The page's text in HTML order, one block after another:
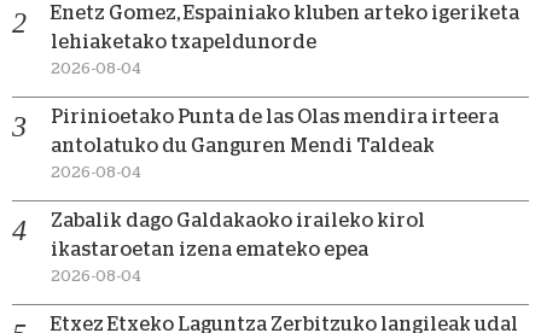
Enetz Gomez, Espainiako kluben arteko igeriketa
lehiaketako txapeldunorde
2026-08-04
Pirinioetako Punta de las Olas mendira irteera
antolatuko du Ganguren Mendi Taldeak
2026-08-04
Zabalik dago Galdakaoko iraileko kirol
ikastaroetan izena emateko epea
2026-08-04
Etxez Etxeko Laguntza Zerbitzuko langileak udal